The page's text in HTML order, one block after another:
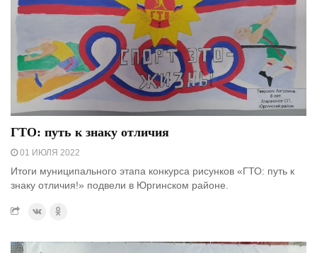
ГТО: путь к знаку отличия
01 ИЮЛЯ 2022
Итоги муниципального этапа конкурса рисунков «ГТО: путь к
знаку отличия!» подвели в Юргинском районе.